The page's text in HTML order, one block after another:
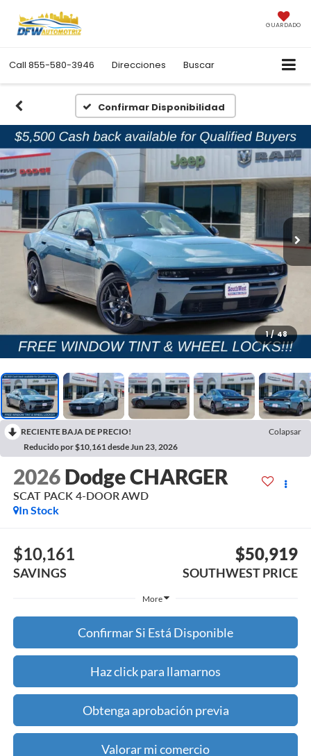
GUARDADO
Call 855-580-3946 Direcciones Buscar
Confirmar Disponibilidad
1 / 48
RECIENTE BAJA DE PRECIO!
Colapsar
Reducido por $10,161 desde Jun 23, 2026
2026 Dodge CHARGER
SCAT PACK 4-DOOR AWD
In Stock
$10,161
SAVINGS
$50,919
SOUTHWEST PRICE
More
Confirmar Si Está Disponible
Haz click para llamarnos
Obtenga aprobación previa
Valorar mi comercio